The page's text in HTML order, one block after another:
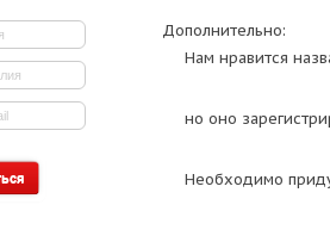
Дополнительно:
Нам нравится
но оно
Необходимо